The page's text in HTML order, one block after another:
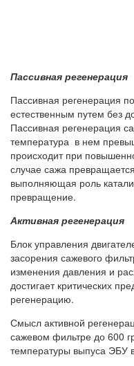
Пассивная регенерация
Пассивная регенерация
естественным путем без
Пассивная регенерация
температура в нем
происходит при
случае сажа
выполняющая роль
превращение.
Активная регенерация
Блок управления
засорения сажевого
изменения давления и
достигает критических
регенерацию.
Смысл активной
сажевом фильтре до 600
температуры выпуса ЭБУ